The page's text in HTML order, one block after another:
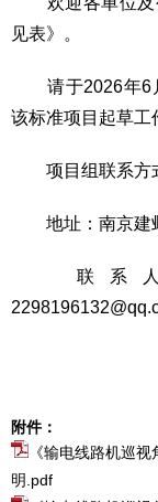
见表》。
请于2026年6月
该标准项目起草工
项目组联系方
地址：南京建邺
联系人：
附件：
《输电线路机巡
明.pdf